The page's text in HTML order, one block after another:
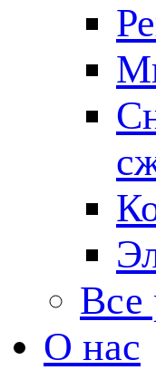
Все
О нас